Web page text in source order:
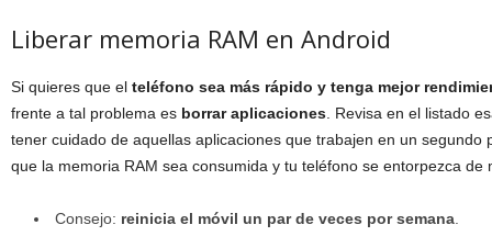
Liberar memoria RAM en Android
Si quieres que el teléfono sea más rápido y tenga mejor
frente a tal problema es borrar aplicaciones . Revisa en el listado
tener cuidado de aquellas aplicaciones que trabajen en un segundo
que la memoria RAM sea consumida y tu teléfono se entorpezca de
Consejo: reinicia el móvil un par de veces por semana